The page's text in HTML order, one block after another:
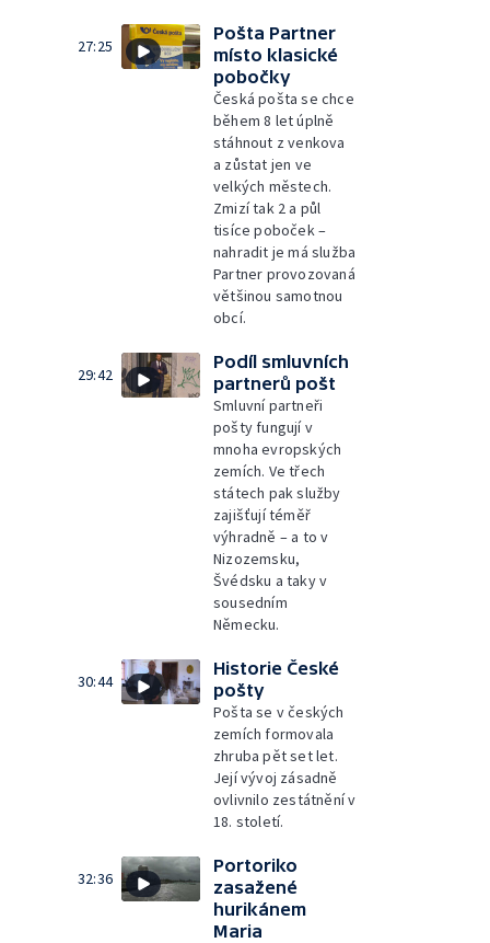
27:25
Pošta Partner
místo klasické
pobočky
Česká pošta se chce
během 8 let úplně
stáhnout z venkova
a zůstat jen ve
velkých městech.
Zmizí tak 2 a půl
tisíce poboček –
nahradit je má služba
Partner provozovaná
většinou samotnou
obcí.
29:42
Podíl smluvních
partnerů pošt
Smluvní partneři
pošty fungují v
mnoha evropských
zemích. Ve třech
státech pak služby
zajišťují téměř
výhradně – a to v
Nizozemsku,
Švédsku a taky v
sousedním
Německu.
30:44
Historie České
pošty
Pošta se v českých
zemích formovala
zhruba pět set let.
Její vývoj zásadně
ovlivnilo zestátnění v
18. století.
32:36
Portoriko
zasažené
hurikánem
Maria